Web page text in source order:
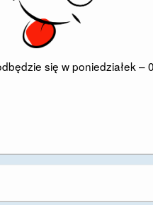
się w poniedziałek –